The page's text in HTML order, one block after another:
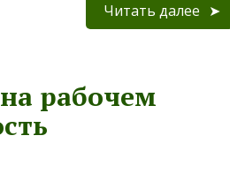
Читать далее
рабочем